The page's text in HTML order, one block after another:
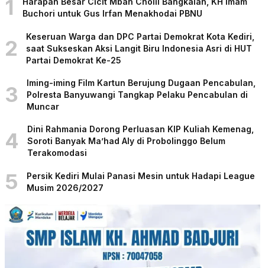
1
Buchori untuk Gus Irfan Menakhodai PBNU
2
Keseruan Warga dan DPC Partai Demokrat Kota Kediri,
saat Sukseskan Aksi Langit Biru Indonesia Asri di HUT
Partai Demokrat Ke-25
3
Iming-iming Film Kartun Berujung Dugaan Pencabulan,
Polresta Banyuwangi Tangkap Pelaku Pencabulan di
Muncar
4
Dini Rahmania Dorong Perluasan KIP Kuliah Kemenag,
Soroti Banyak Ma’had Aly di Probolinggo Belum
Terakomodasi
5
Persik Kediri Mulai Panasi Mesin untuk Hadapi League
Musim 2026/2027